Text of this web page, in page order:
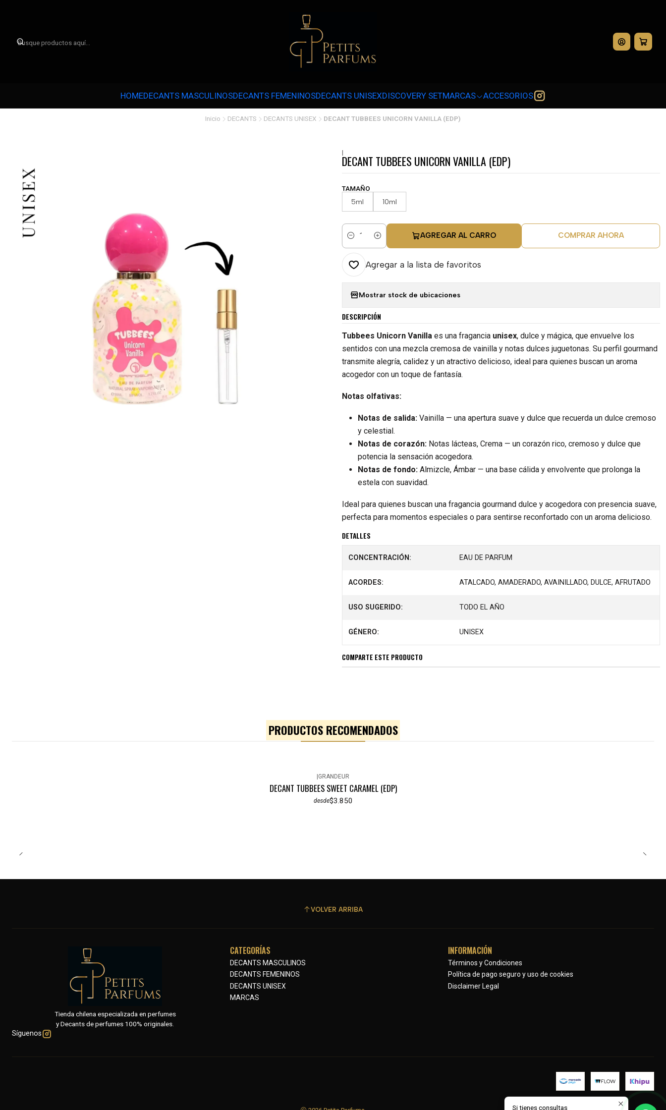
HOMEDECANTS MASCULINOSDECANTS FEMENINOSDECANTS UNISEXDISCOVERY SETMARCAS ACCESORIOS
Inicio DECANTS DECANTS UNISEX DECANT TUBBEES UNICORN VANILLA (EDP)
|
DECANT TUBBEES UNICORN VANILLA (EDP)
TAMAÑO
5ml 10ml
Cantidad
AGREGAR AL CARRO COMPRAR AHORA
Agregar a la lista de favoritos
Mostrar stock de ubicaciones
DESCRIPCIÓN
Tubbees Unicorn Vanilla es una fragancia unisex, dulce y mágica, que envuelve los
sentidos con una mezcla cremosa de vainilla y notas dulces juguetonas. Su perfil gourmand
transmite alegría, calidez y un atractivo delicioso, ideal para quienes buscan un aroma
acogedor con un toque de fantasía.
Notas olfativas:
Notas de salida: Vainilla — una apertura suave y dulce que recuerda un dulce cremoso
y celestial.
Notas de corazón: Notas lácteas, Crema — un corazón rico, cremoso y dulce que
potencia la sensación acogedora.
Notas de fondo: Almizcle, Ámbar — una base cálida y envolvente que prolonga la
estela con suavidad.
Ideal para quienes buscan una fragancia gourmand dulce y acogedora con presencia suave,
perfecta para momentos especiales o para sentirse reconfortado con un aroma delicioso.
DETALLES
CONCENTRACIÓN: EAU DE PARFUM
ACORDES: ATALCADO, AMADERADO, AVAINILLADO, DULCE, AFRUTADO
USO SUGERIDO: TODO EL AÑO
GÉNERO: UNISEX
COMPARTE ESTE PRODUCTO
PRODUCTOS RECOMENDADOS
GRANDEUR
DECANT TUBBEES SWEET CARAMEL (EDP)
desde$3.850
VOLVER ARRIBA
Tienda chilena especializada en perfumes
y Decants de perfumes 100% originales.
Síguenos
CATEGORÍAS
DECANTS MASCULINOS
DECANTS FEMENINOS
DECANTS UNISEX
MARCAS
INFORMACIÓN
Términos y Condiciones
Política de pago seguro y uso de cookies
Disclaimer Legal
Si tienes consultas